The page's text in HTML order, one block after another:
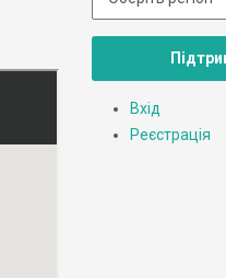
Вхід
Реєстрація